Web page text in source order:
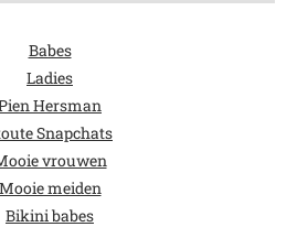
Babes
Ladies
Hersman
Snapchats
vrouwen
Mooie meiden
Bikini babes